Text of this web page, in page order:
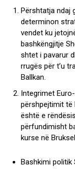
Përshtatja ndaj
determinon
vendet ku
bashkëngjitje
shtet i pavarur
rrugës për t’u
Ballkan.
Integrimet
përshpejtimit të
është e
përfundimisht
kurse në
Bashkimi politik